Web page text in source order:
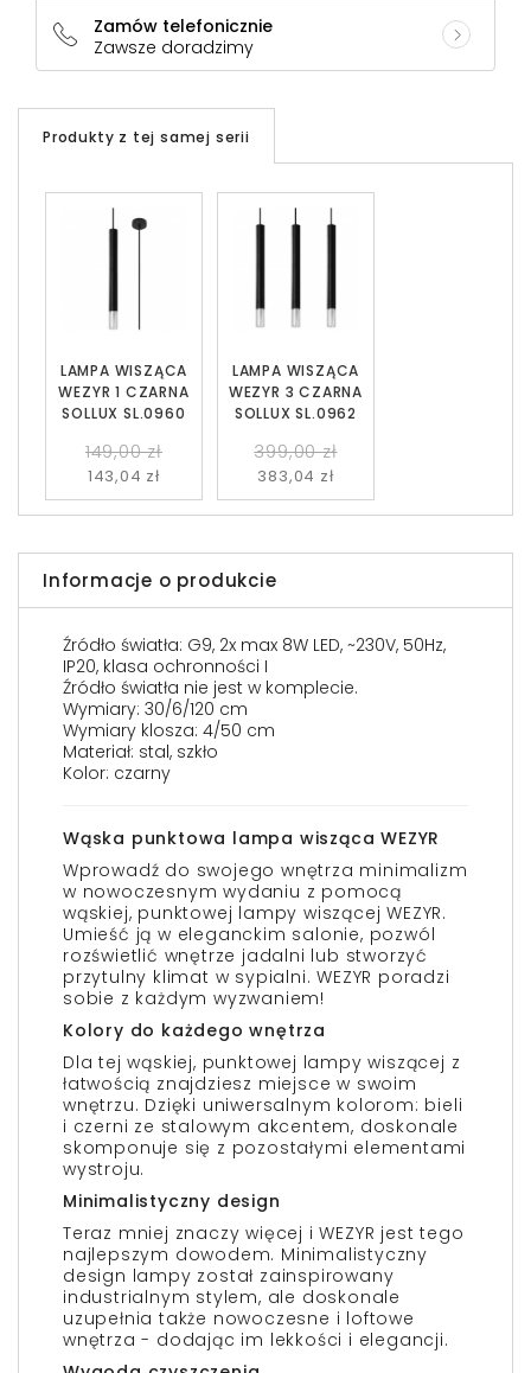
Zamów telefonicznie
Zawsze doradzimy
Produkty z tej samej serii
LAMPA WISZĄCA
WEZYR 1 CZARNA
SOLLUX SL.0960
149,00 zł
143,04 zł
LAMPA WISZĄCA
WEZYR 3 CZARNA
SOLLUX SL.0962
399,00 zł
383,04 zł
Informacje o produkcie
Źródło światła: G9, 2x max 8W LED, ~230V, 50Hz,
IP20, klasa ochronności I
Źródło światła nie jest w komplecie.
Wymiary: 30/6/120 cm
Wymiary klosza: 4/50 cm
Materiał: stal, szkło
Kolor: czarny
Wąska punktowa lampa wisząca WEZYR
Wprowadź do swojego wnętrza minimalizm
w nowoczesnym wydaniu z pomocą
wąskiej, punktowej lampy wiszącej WEZYR.
Umieść ją w eleganckim salonie, pozwól
rozświetlić wnętrze jadalni lub stworzyć
przytulny klimat w sypialni. WEZYR poradzi
sobie z każdym wyzwaniem!
Kolory do każdego wnętrza
Dla tej wąskiej, punktowej lampy wiszącej z
łatwością znajdziesz miejsce w swoim
wnętrzu. Dzięki uniwersalnym kolorom: bieli
i czerni ze stalowym akcentem, doskonale
skomponuje się z pozostałymi elementami
wystroju.
Minimalistyczny design
Teraz mniej znaczy więcej i WEZYR jest tego
najlepszym dowodem. Minimalistyczny
design lampy został zainspirowany
industrialnym stylem, ale doskonale
uzupełnia także nowoczesne i loftowe
wnętrza - dodając im lekkości i elegancji.